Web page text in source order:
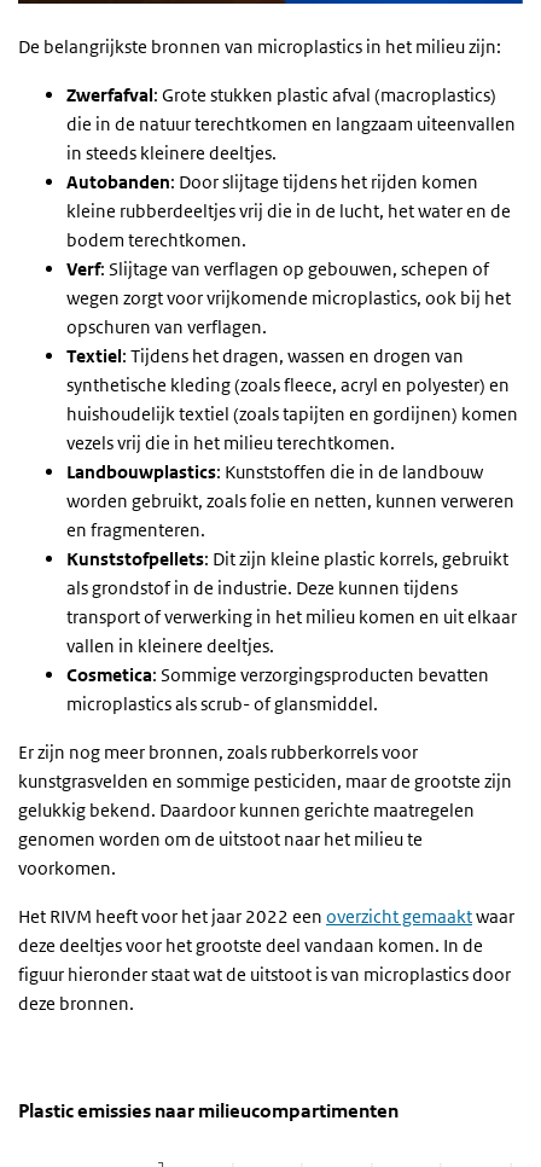
De belangrijkste bronnen van microplastics in het milieu zijn:
Zwerfafval: Grote stukken plastic afval (macroplastics)
die in de natuur terechtkomen en langzaam uiteenvallen
in steeds kleinere deeltjes.
Autobanden: Door slijtage tijdens het rijden komen
kleine rubberdeeltjes vrij die in de lucht, het water en de
bodem terechtkomen.
Verf: Slijtage van verflagen op gebouwen, schepen of
wegen zorgt voor vrijkomende microplastics, ook bij het
opschuren van verflagen.
Textiel: Tijdens het dragen, wassen en drogen van
synthetische kleding (zoals fleece, acryl en polyester) en
huishoudelijk textiel (zoals tapijten en gordijnen) komen
vezels vrij die in het milieu terechtkomen.
Landbouwplastics: Kunststoffen die in de landbouw
worden gebruikt, zoals folie en netten, kunnen verweren
en fragmenteren.
Kunststofpellets: Dit zijn kleine plastic korrels, gebruikt
als grondstof in de industrie. Deze kunnen tijdens
transport of verwerking in het milieu komen en uit elkaar
vallen in kleinere deeltjes.
Cosmetica: Sommige verzorgingsproducten bevatten
microplastics als scrub- of glansmiddel.
Er zijn nog meer bronnen, zoals rubberkorrels voor
kunstgrasvelden en sommige pesticiden, maar de grootste zijn
gelukkig bekend. Daardoor kunnen gerichte maatregelen
genomen worden om de uitstoot naar het milieu te
voorkomen.
Het RIVM heeft voor het jaar 2022 een overzicht gemaaktwaar
deze deeltjes voor het grootste deel vandaan komen. In de
figuur hieronder staat wat de uitstoot is van microplastics door
deze bronnen.
grafiek
Sla de grafiek 'Plastic emissies naar milieucompartimenten' over
Plastic emissies naar milieucompartimenten
Plastic emissies naar milieucompartimenten